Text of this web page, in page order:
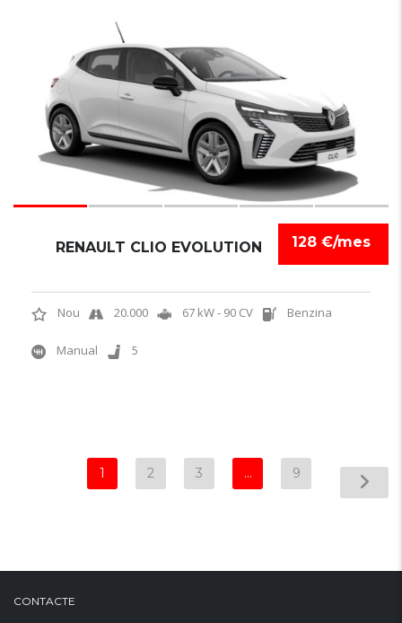
128 €/mes
RENAULT CLIO EVOLUTION
Nou 20.000 67 kW - 90 CV Benzina
Manual 5
1 2 3 … 9
CONTACTE